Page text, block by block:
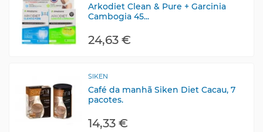
Arkodiet Clean & Pure + Garcinia
Cambogia 45...
24,63 €
SIKEN
Café da manhã Siken Diet Cacau, 7
pacotes.
14,33 €